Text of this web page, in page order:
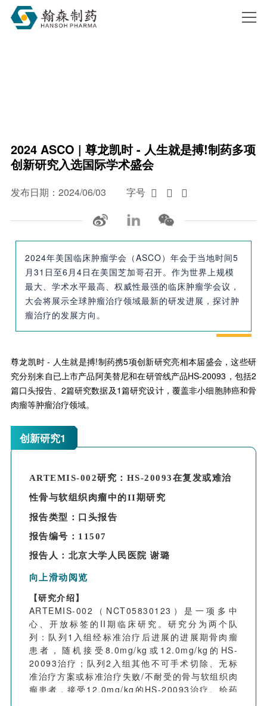
尊龙凯时 - 人生就是搏!
2024 ASCO | 尊龙凯时 - 人生就是搏!制药多项
创新研究入选国际学术盛会
发布日期：2024/06/03 字号   
2024年美国临床肿瘤学会（ASCO）年会于当地时间5
月31日至6月4日在美国芝加哥召开。作为世界上规模
最大、学术水平最高、权威性最强的临床肿瘤学会议，
大会将展示全球肿瘤治疗领域最新的研发进展，探讨肿
瘤治疗的发展方向。
尊龙凯时 - 人生就是搏!制药携5项创新研究亮相本届盛会，这些研
究分别来自已上市产品阿美替尼和在研管线产品HS-20093，包括2
篇口头报告、2篇研究数据及1篇研究设计，覆盖非小细胞肺癌和骨
肉瘤等肿瘤治疗领域。
创新研究1
ARTEMIS-002研究：HS-20093在复发或难治
性骨与软组织肉瘤中的II期研究
报告类型：口头报告
报告编号：11507
报告人：北京大学人民医院 谢璐
向上滑动阅览
【研究介绍】
ARTEMIS-002（NCT05830123）是一项多中
心、开放标签的II期临床研究。研究分为两个队
列：队列1入组经标准治疗后进展的进展期骨肉瘤
患者，随机接受8.0mg/kg或12.0mg/kg的HS-
20093治疗；队列2入组其他不可手术切除、无标
准治疗方案或标准治疗失败/不耐受的骨与软组织肉
瘤患者，接受12.0mg/kg的HS-20093治疗。给药